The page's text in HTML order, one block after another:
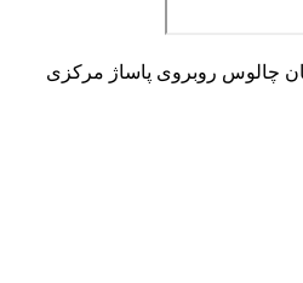
چالوس روبروی پاساژ مرکزی